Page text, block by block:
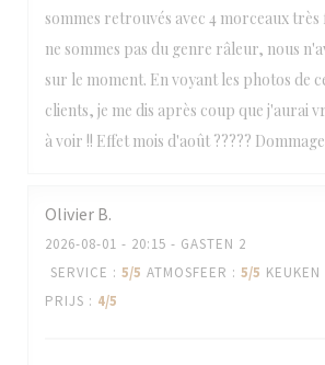
sommes retrouvés avec 4 morceaux très
ne sommes pas du genre râleur, nous
sur le moment. En voyant les photos de
clients, je me dis après coup que j'aurai
à voir !! Effet mois d'août ????? Dommage
Olivier B
2026-08-01 - 20:15 - GASTEN 2
SERVICE : 5/5 ATMOSFEER : 5/5 KEUKEN
PRIJS : 4/5